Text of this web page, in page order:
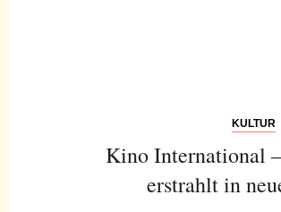
KULTUR
Kino International
erstrahlt in